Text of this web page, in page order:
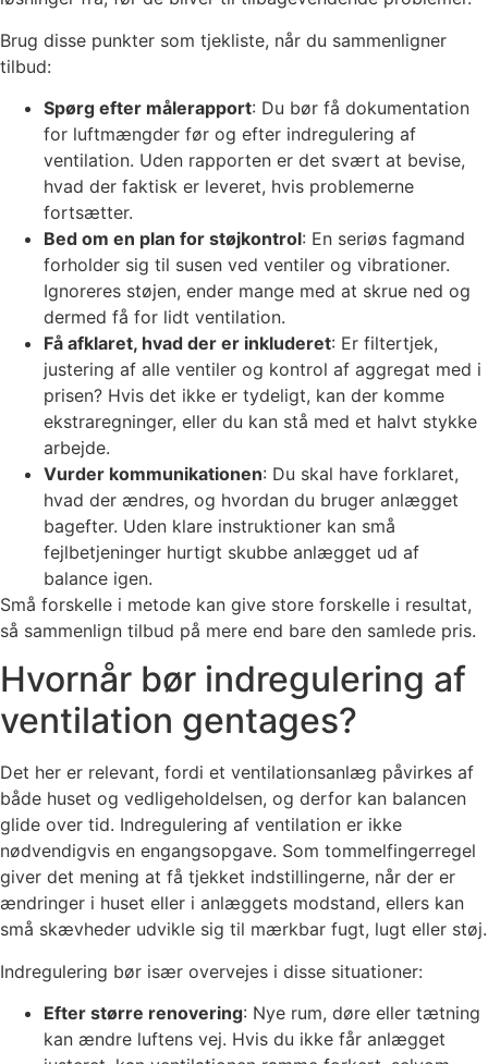
Brug disse punkter som tjekliste, når du sammenligner
tilbud:
Spørg efter målerapport: Du bør få dokumentation
for luftmængder før og efter indregulering af
ventilation. Uden rapporten er det svært at bevise,
hvad der faktisk er leveret, hvis problemerne
fortsætter.
Bed om en plan for støjkontrol: En seriøs fagmand
forholder sig til susen ved ventiler og vibrationer.
Ignoreres støjen, ender mange med at skrue ned og
dermed få for lidt ventilation.
Få afklaret, hvad der er inkluderet: Er filtertjek,
justering af alle ventiler og kontrol af aggregat med i
prisen? Hvis det ikke er tydeligt, kan der komme
ekstraregninger, eller du kan stå med et halvt stykke
arbejde.
Vurder kommunikationen: Du skal have forklaret,
hvad der ændres, og hvordan du bruger anlægget
bagefter. Uden klare instruktioner kan små
fejlbetjeninger hurtigt skubbe anlægget ud af
balance igen.
Små forskelle i metode kan give store forskelle i resultat,
så sammenlign tilbud på mere end bare den samlede pris.
Hvornår bør indregulering af
ventilation gentages?
Det her er relevant, fordi et ventilationsanlæg påvirkes af
både huset og vedligeholdelsen, og derfor kan balancen
glide over tid. Indregulering af ventilation er ikke
nødvendigvis en engangsopgave. Som tommelfingerregel
giver det mening at få tjekket indstillingerne, når der er
ændringer i huset eller i anlæggets modstand, ellers kan
små skævheder udvikle sig til mærkbar fugt, lugt eller støj.
Indregulering bør især overvejes i disse situationer:
Efter større renovering: Nye rum, døre eller tætning
kan ændre luftens vej. Hvis du ikke får anlægget